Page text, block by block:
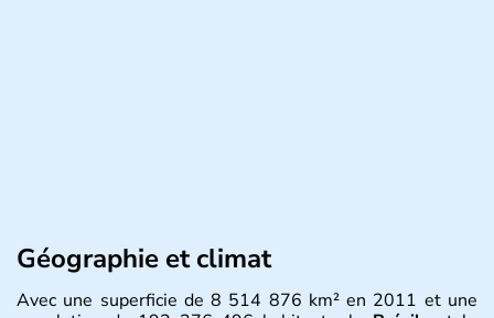
Géographie et climat
Avec une superficie de 8 514 876 km² en 2011 et une